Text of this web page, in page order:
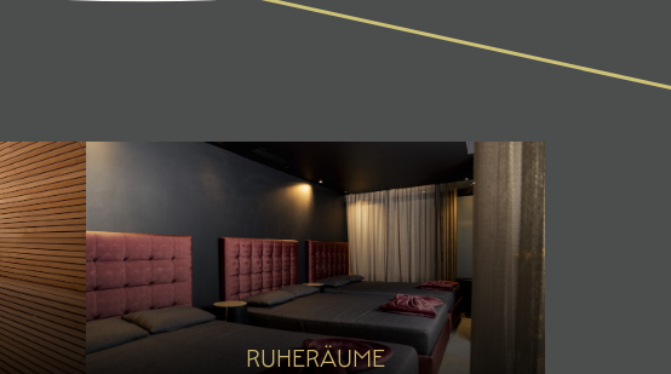
AKTIV & KULTUR
Fitness
Sommer
Winter
SEMINARE & EVENTS
Porscheausfahrt
RUHERÄUME